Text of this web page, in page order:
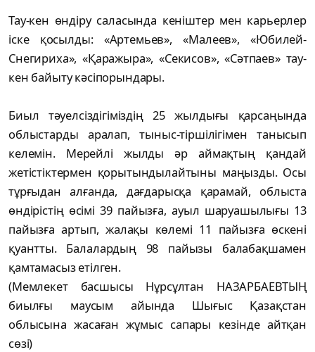
Тау-кен өндіру саласында кеніштер мен карьерлер
іске қосылды: «Артемьев», «Малеев», «Юбилей-
Снегириха», «Қаражыра», «Секисов», «Сәтпаев» тау-
кен байыту кәсіпорындары.
Биыл тәуелсіздігіміздің 25 жылдығы қарсаңында
облыстарды аралап, тыныс-тіршілігімен танысып
келемін. Мерейлі жылды әр аймақтың қандай
жетістіктермен қорытындылайтыны маңызды. Осы
тұрғыдан алғанда, дағдарысқа қарамай, облыста
өндірістің өсімі 39 пайызға, ауыл шаруашылығы 13
пайызға артып, жалақы көлемі 11 пайызға өскені
қуантты. Балалардың 98 пайызы балабақшамен
қамтамасыз етілген.
(Мемлекет басшысы Нұрсұлтан НАЗАРБАЕВТЫҢ
биылғы маусым айында Шығыс Қазақстан
облысына жасаған жұмыс сапары кезінде айтқан
сөзі)